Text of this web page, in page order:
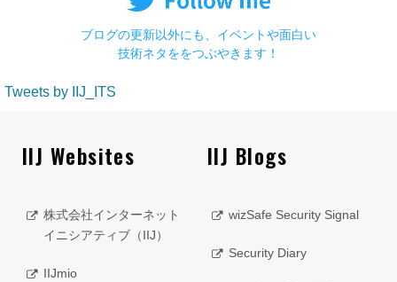
ブログの更新以外にも、イベントや面白い
技術ネタををつぶやきます！
Tweets by IIJ_ITS
IIJ Websites
株式会社インターネット
イニシアティブ（IIJ）
IIJmio
IIJ Blogs
wizSafe Security Signal
Security Diary